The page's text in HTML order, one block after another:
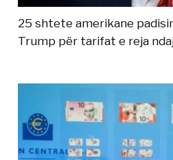
25 shtete amerikane
Trump për tarifat e reja